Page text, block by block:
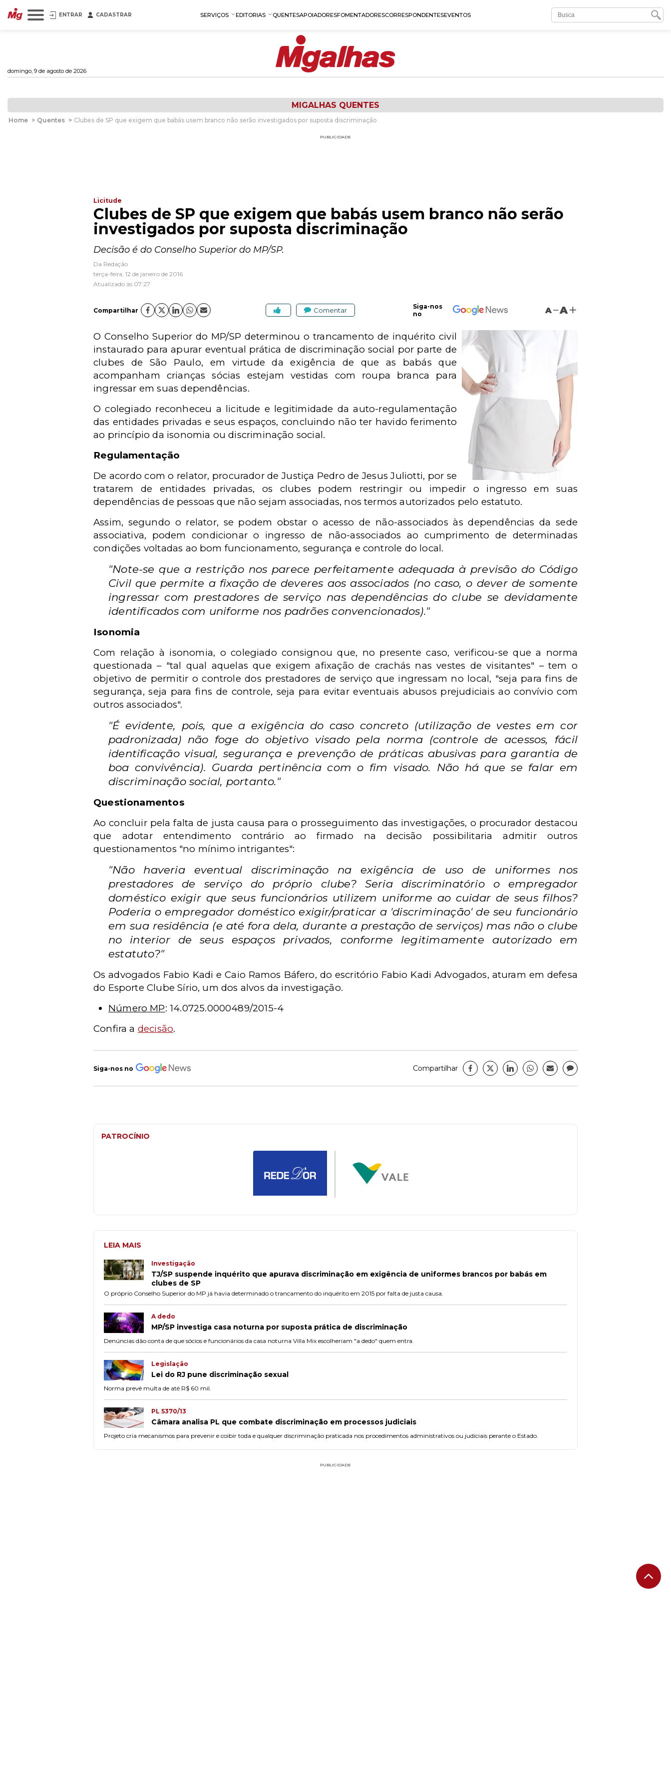
ENTRAR CADASTRAR SERVIÇOS EDITORIAS QUENTESAPOIADORESFOMENTADORESCORRESPONDENTESEVENTOS
domingo, 9 de agosto de 2026
MIGALHAS QUENTES
Home > Quentes > Clubes de SP que exigem que babás usem branco não serão investigados por suposta discriminação
PUBLICIDADE
Licitude
Clubes de SP que exigem que babás usem branco não serão
investigados por suposta discriminação
Decisão é do Conselho Superior do MP/SP.
Da Redação
terça-feira, 12 de janeiro de 2016
Atualizado às 07:27
Compartilhar Comentar
Siga-nos
no
A A
O Conselho Superior do MP/SP determinou o trancamento de inquérito civil
instaurado para apurar eventual prática de discriminação social por parte de
clubes de São Paulo, em virtude da exigência de que as babás que
acompanham crianças sócias estejam vestidas com roupa branca para
ingressar em suas dependências.
O colegiado reconheceu a licitude e legitimidade da auto-regulamentação
das entidades privadas e seus espaços, concluindo não ter havido ferimento
ao princípio da isonomia ou discriminação social.
Regulamentação
De acordo com o relator, procurador de Justiça Pedro de Jesus Juliotti, por se
tratarem de entidades privadas, os clubes podem restringir ou impedir o ingresso em suas
dependências de pessoas que não sejam associadas, nos termos autorizados pelo estatuto.
Assim, segundo o relator, se podem obstar o acesso de não-associados às dependências da sede
associativa, podem condicionar o ingresso de não-associados ao cumprimento de determinadas
condições voltadas ao bom funcionamento, segurança e controle do local.
"Note-se que a restrição nos parece perfeitamente adequada à previsão do Código
Civil que permite a fixação de deveres aos associados (no caso, o dever de somente
ingressar com prestadores de serviço nas dependências do clube se devidamente
identificados com uniforme nos padrões convencionados)."
Isonomia
Com relação à isonomia, o colegiado consignou que, no presente caso, verificou-se que a norma
questionada – "tal qual aquelas que exigem afixação de crachás nas vestes de visitantes" – tem o
objetivo de permitir o controle dos prestadores de serviço que ingressam no local, "seja para fins de
segurança, seja para fins de controle, seja para evitar eventuais abusos prejudiciais ao convívio com
outros associados".
"É evidente, pois, que a exigência do caso concreto (utilização de vestes em cor
padronizada) não foge do objetivo visado pela norma (controle de acessos, fácil
identificação visual, segurança e prevenção de práticas abusivas para garantia de
boa convivência). Guarda pertinência com o fim visado. Não há que se falar em
discriminação social, portanto."
Questionamentos
Ao concluir pela falta de justa causa para o prosseguimento das investigações, o procurador destacou
que adotar entendimento contrário ao firmado na decisão possibilitaria admitir outros
questionamentos "no mínimo intrigantes":
"Não haveria eventual discriminação na exigência de uso de uniformes nos
prestadores de serviço do próprio clube? Seria discriminatório o empregador
doméstico exigir que seus funcionários utilizem uniforme ao cuidar de seus filhos?
Poderia o empregador doméstico exigir/praticar a 'discriminação' de seu funcionário
em sua residência (e até fora dela, durante a prestação de serviços) mas não o clube
no interior de seus espaços privados, conforme legitimamente autorizado em
estatuto?"
Os advogados Fabio Kadi e Caio Ramos Báfero, do escritório Fabio Kadi Advogados, aturam em defesa
do Esporte Clube Sírio, um dos alvos da investigação.
Número MP: 14.0725.0000489/2015-4
Confira a decisão.
Siga-nos no Compartilhar
PATROCÍNIO
LEIA MAIS
Investigação
TJ/SP suspende inquérito que apurava discriminação em exigência de uniformes brancos por babás em
clubes de SP
O próprio Conselho Superior do MP já havia determinado o trancamento do inquérito em 2015 por falta de justa causa.
A dedo
MP/SP investiga casa noturna por suposta prática de discriminação
Denúncias dão conta de que sócios e funcionários da casa noturna Villa Mix escolheriam "a dedo" quem entra.
Legislação
Lei do RJ pune discriminação sexual
Norma prevê multa de até R$ 60 mil.
PL 5370/13
Câmara analisa PL que combate discriminação em processos judiciais
Projeto cria mecanismos para prevenir e coibir toda e qualquer discriminação praticada nos procedimentos administrativos ou judiciais perante o Estado.
PUBLICIDADE